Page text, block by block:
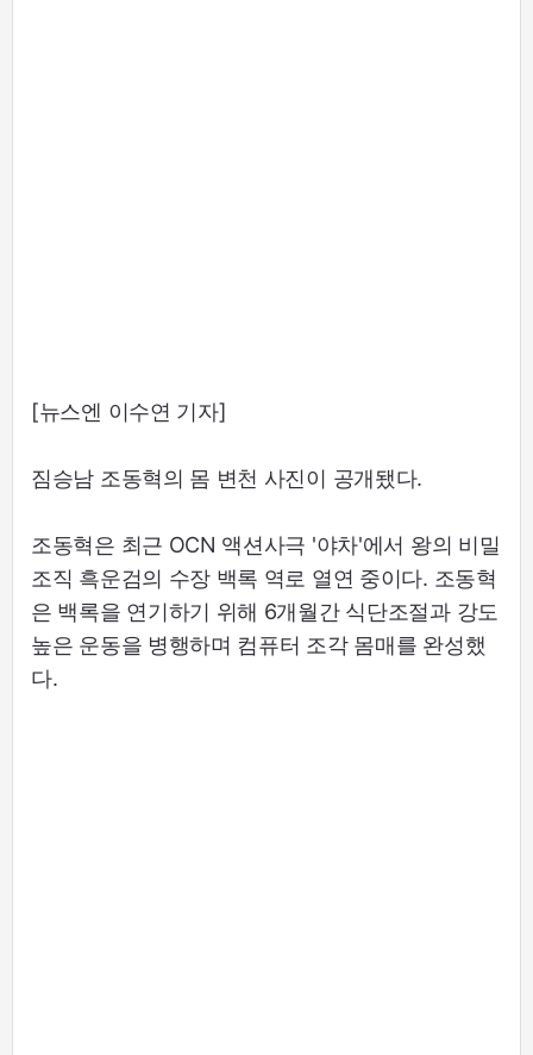
[뉴스엔 이수연 기자]
짐승남 조동혁의 몸 변천 사진이 공개됐다.
조동혁은 최근 OCN 액션사극 '야차'에서 왕의 비밀
조직 흑운검의 수장 백록 역로 열연 중이다. 조동혁
은 백록을 연기하기 위해 6개월간 식단조절과 강도
높은 운동을 병행하며 컴퓨터 조각 몸매를 완성했
다.